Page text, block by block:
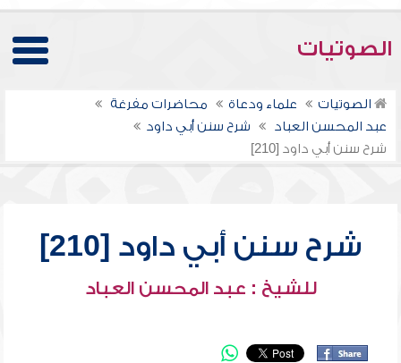
الصوتيات
الصوتيات علماء ودعاة
محاضرات مفرغة
عبد المحسن العباد
شرح سنن أبي داود
شرح سنن أبي داود [210]
شرح سنن أبي داود [210]
للشيخ : عبد المحسن العباد